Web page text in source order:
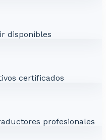
disponibles
certificados
profesionales